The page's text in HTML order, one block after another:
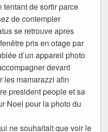
tentant de sortir parce
de contempler
se retrouve apres
pris en otage par
d’un appareil photo
devant
les mamarazzi afin
president people et sa
Noel pour la photo du
ne souhaitait que voir le